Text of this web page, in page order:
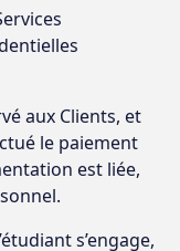
aux Clients, et
le paiement
est liée,
s’engage,